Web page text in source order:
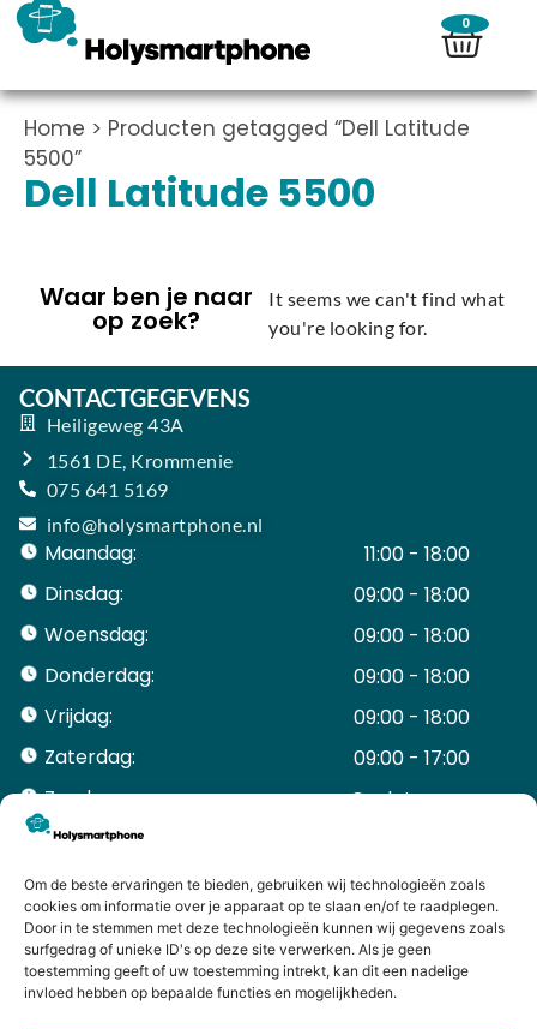
Om de beste ervaringen te bieden, gebruiken wij technologieën zoals
cookies om informatie over je apparaat op te slaan en/of te raadplegen.
Door in te stemmen met deze technologieën kunnen wij gegevens zoals
surfgedrag of unieke ID's op deze site verwerken. Als je geen
toestemming geeft of uw toestemming intrekt, kan dit een nadelige
invloed hebben op bepaalde functies en mogelijkheden.
0
Home > Producten getagged “Dell Latitude
5500”
Dell Latitude 5500
Waar ben je naar
op zoek?
It seems we can't find what
you're looking for.
CONTACTGEGEVENS
Heiligeweg 43A
1561 DE, Krommenie
075 641 5169
info@holysmartphone.nl
Maandag:
11:00 - 18:00
Dinsdag:
09:00 - 18:00
Woensdag:
09:00 - 18:00
Donderdag:
09:00 - 18:00
Vrijdag:
09:00 - 18:00
Zaterdag:
09:00 - 17:00
Zondag:
Gesloten ​ ​ ​ ​ ​ ​ ​
ACCOUNT
Bestellingen
Mijn winkelwagen
HANDIGE LINKS
Levering en retourneren